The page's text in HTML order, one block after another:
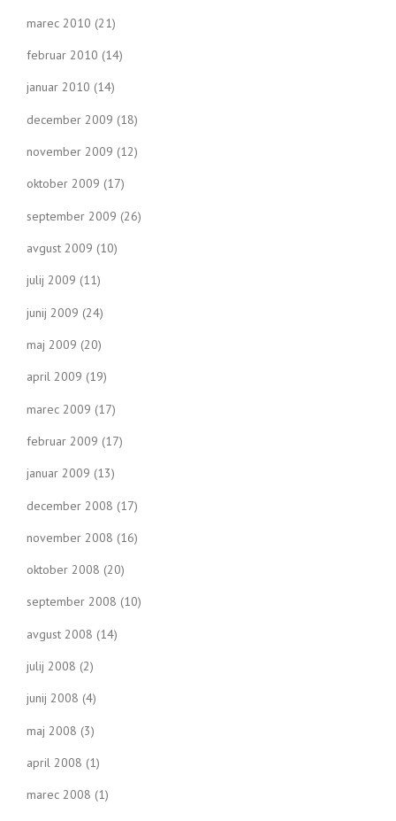
marec 2010 (21)
februar 2010 (14)
januar 2010 (14)
december 2009 (18)
november 2009 (12)
oktober 2009 (17)
september 2009 (26)
avgust 2009 (10)
julij 2009 (11)
junij 2009 (24)
maj 2009 (20)
april 2009 (19)
marec 2009 (17)
februar 2009 (17)
januar 2009 (13)
december 2008 (17)
november 2008 (16)
oktober 2008 (20)
september 2008 (10)
avgust 2008 (14)
julij 2008 (2)
junij 2008 (4)
maj 2008 (3)
april 2008 (1)
marec 2008 (1)